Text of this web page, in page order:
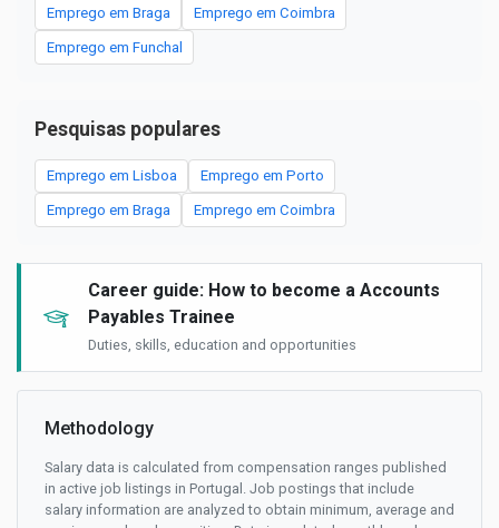
Emprego em Braga Emprego em Coimbra
Emprego em Funchal
Pesquisas populares
Emprego em Lisboa Emprego em Porto
Emprego em Braga Emprego em Coimbra
Career guide: How to become a Accounts
Payables Trainee
Duties, skills, education and opportunities
Methodology
Salary data is calculated from compensation ranges published
in active job listings in Portugal. Job postings that include
salary information are analyzed to obtain minimum, average and